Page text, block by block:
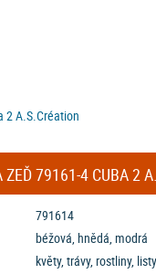
2 A.S.Création
79161-4 CUBA 2
791614
béžová, hnědá, modrá
květy, trávy, rostliny,